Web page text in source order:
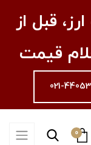
قبل از
قیمت
021-
0